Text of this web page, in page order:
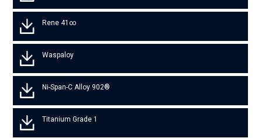
Rene 41∞
Waspaloy
Ni-Span-C Alloy 902®
Titanium Grade 1